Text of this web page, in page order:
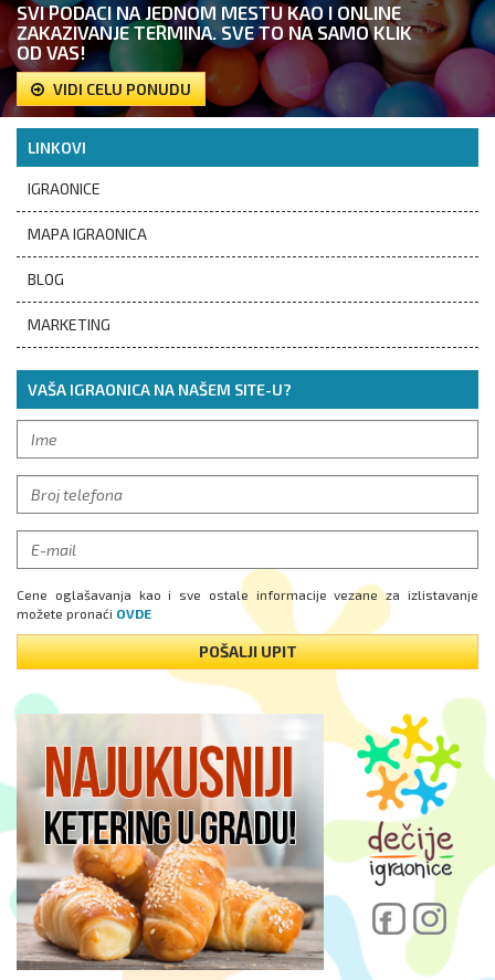
SVI PODACI NA JEDNOM MESTU KAO I ONLINE
ZAKAZIVANJE TERMINA. SVE TO NA SAMO KLIK
OD VAS!
VIDI CELU PONUDU
LINKOVI
IGRAONICE
MAPA IGRAONICA
BLOG
MARKETING
VAŠA IGRAONICA NA NAŠEM SITE-U?
Cene oglašavanja kao i sve ostale informacije vezane za izlistavanje
možete pronaći OVDE
POŠALJI UPIT